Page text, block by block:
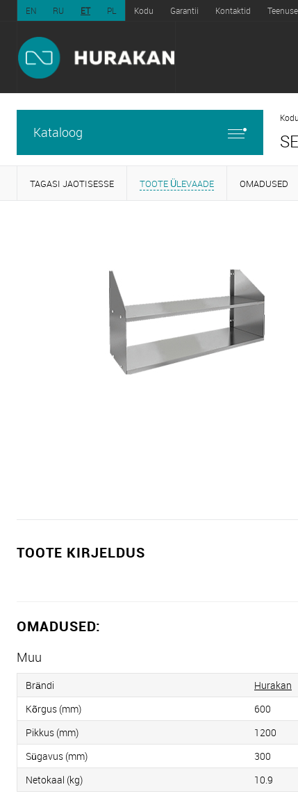
EN RU ET PL Kodu Garantii Kontaktid
Kataloog
TAGASI JAOTISESSE TOOTE ÜLEVAADE OMADUSED
TOOTE KIRJELDUS
OMADUSED:
Muu
Brändi
Hurakan
Kõrgus (mm)
600
Pikkus (mm)
1200
Sügavus (mm)
300
Netokaal (kg)
10.9